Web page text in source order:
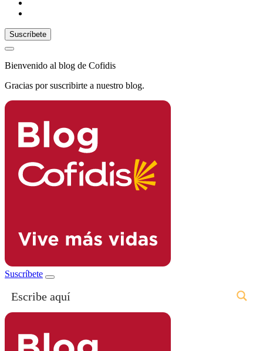
Bienvenido al blog de Cofidis
Gracias por suscribirte a nuestro blog.
Suscríbete